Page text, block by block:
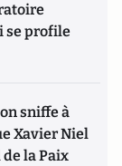
se profile
sniffe à
Xavier Niel
la Paix